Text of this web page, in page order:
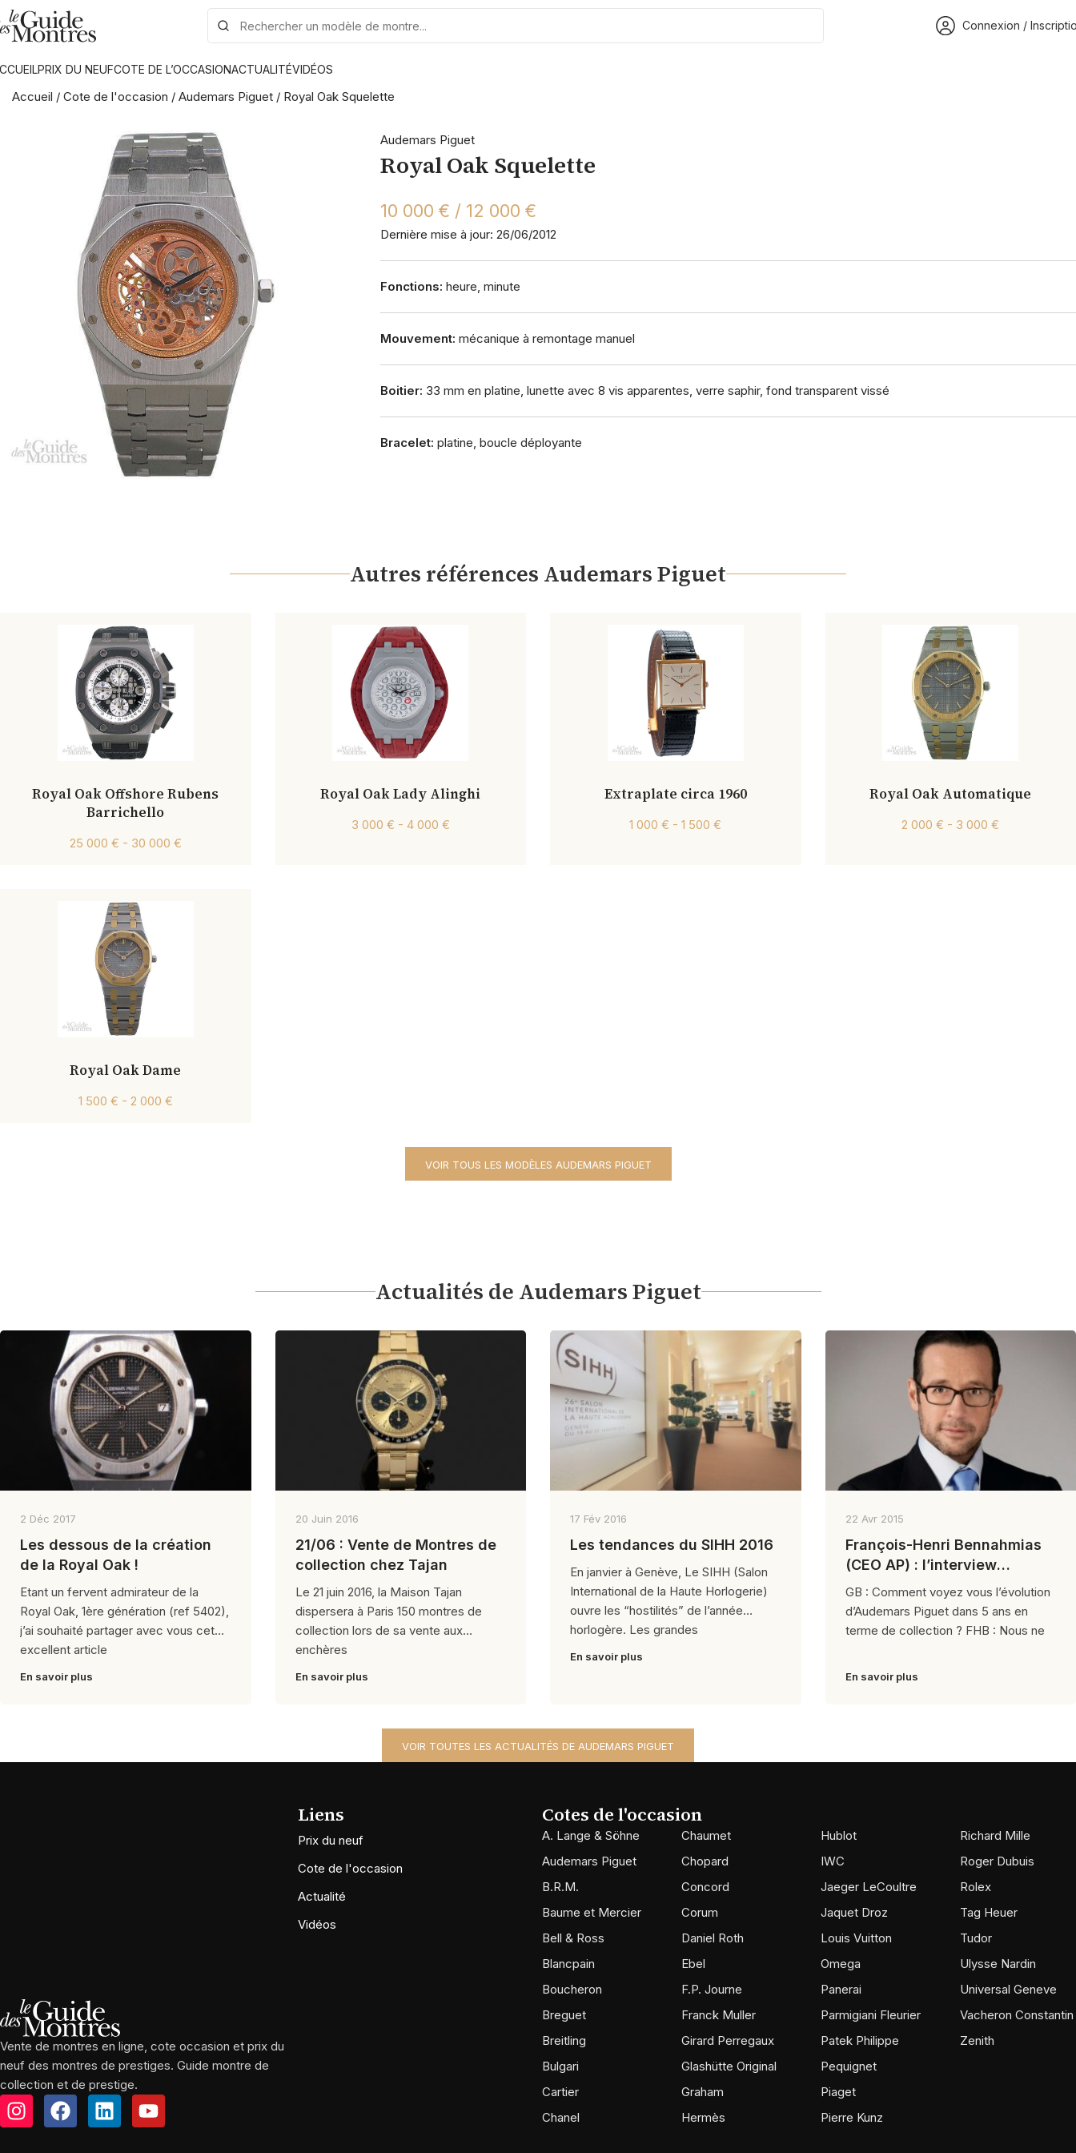
Connexion /
PRIX DU NEUFCOTE DE L’OCCASIONACTUALITÉVIDÉOS
Accueil / Cote de l'occasion / Audemars Piguet / Royal Oak Squelette
Audemars Piguet
Royal Oak Squelette
10 000 € / 12 000 €
Dernière mise à jour: 26/06/2012
Fonctions: heure, minute
Mouvement: mécanique à remontage manuel
Boitier: 33 mm en platine, lunette avec 8 vis apparentes, verre saphir, fond transparent vissé
Bracelet: platine, boucle déployante
Autres références Audemars Piguet
Royal Oak Offshore Rubens
Barrichello
25 000 € - 30 000 €
Royal Oak Lady Alinghi
3 000 € - 4 000 €
Extraplate circa 1960
1 000 € - 1 500 €
Royal Oak Automatique
2 000 € - 3 000 €
Royal Oak Dame
1 500 € - 2 000 €
VOIR TOUS LES MODÈLES AUDEMARS PIGUET
Actualités de Audemars Piguet
2 Déc 2017
Les dessous de la création
de la Royal Oak !
Etant un fervent admirateur de la
Royal Oak, 1ère génération (ref 5402),
j’ai souhaité partager avec vous cet
excellent article
En savoir plus
20 Juin 2016
21/06 : Vente de Montres de
collection chez Tajan
Le 21 juin 2016, la Maison Tajan
dispersera à Paris 150 montres de
collection lors de sa vente aux
enchères
En savoir plus
17 Fév 2016
Les tendances du SIHH 2016
En janvier à Genève, Le SIHH (Salon
International de la Haute Horlogerie)
ouvre les “hostilités” de l’année
horlogère. Les grandes
En savoir plus
22 Avr 2015
François-Henri Bennahmias
(CEO AP) : l’interview
exclusive
GB : Comment voyez vous l’évolution
d’Audemars Piguet dans 5 ans en
terme de collection ? FHB : Nous ne
En savoir plus
VOIR TOUTES LES ACTUALITÉS DE AUDEMARS PIGUET
Vente de montres en ligne, cote occasion et prix du
neuf des montres de prestiges. Guide montre de
collection et de prestige.
Liens
Prix du neuf
Cote de l'occasion
Actualité
Vidéos
Cotes de l'occasion
A. Lange & Söhne
Audemars Piguet
B.R.M.
Baume et Mercier
Bell & Ross
Blancpain
Boucheron
Breguet
Breitling
Bulgari
Cartier
Chanel
Chaumet
Chopard
Concord
Corum
Daniel Roth
Ebel
F.P. Journe
Franck Muller
Girard Perregaux
Glashütte Original
Graham
Hermès
Hublot
IWC
Jaeger LeCoultre
Jaquet Droz
Louis Vuitton
Omega
Panerai
Parmigiani Fleurier
Patek Philippe
Pequignet
Piaget
Pierre Kunz
Richard Mille
Roger Dubuis
Rolex
Tag Heuer
Tudor
Ulysse Nardin
Universal Geneve
Vacheron Constantin
Zenith